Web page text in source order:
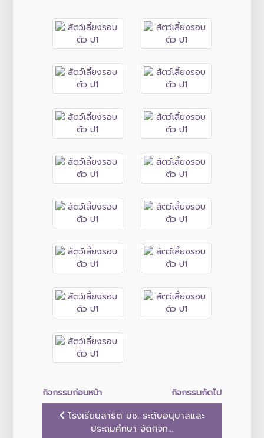
กิจกรรมก่อนหน้า
กิจกรรมถัดไป
โรงเรียนสาธิต มช. ระดับอนุบาลและ
ประถมศึกษา จัดกิจก...